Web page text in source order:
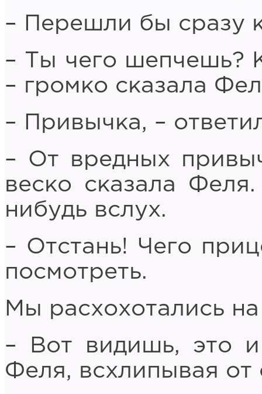
– Перешли бы сразу
– Ты чего шепчешь?
– громко сказала
– Привычка, –
– От вредных
веско сказала
нибудь вслух.
– Отстань! Чего
посмотреть.
Мы расхохотались на
– Вот видишь, это и
Феля, всхлипывая от